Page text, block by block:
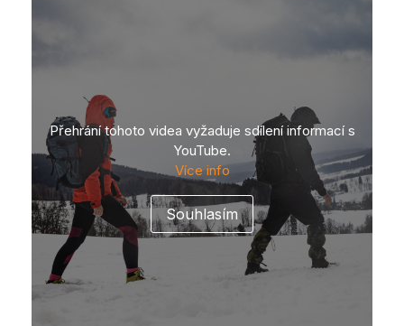
Přehrání tohoto videa vyžaduje sdílení informací s
YouTube.
Více info